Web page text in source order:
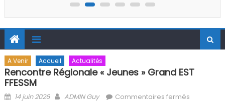
A Venir Accueil Actualités
Rencontre Régionale « Jeunes » Grand EST
FFESSM
Posted on
14 juin 2026 Author
ADMIN Guy Commentaires fermés